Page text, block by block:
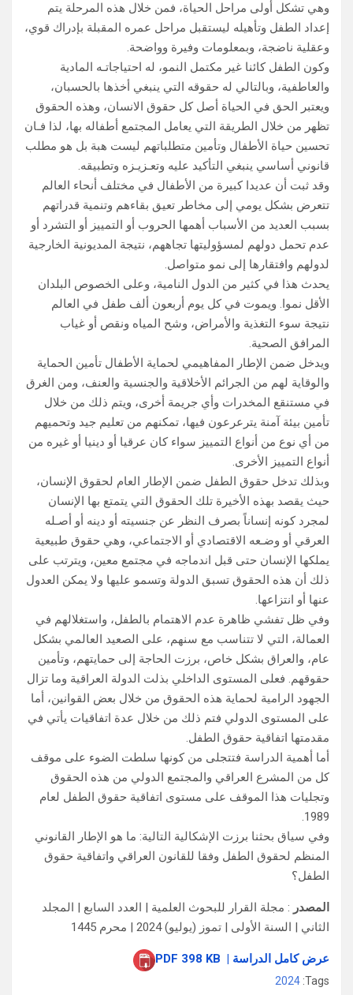
وهي تشكل أولى مراحل الحياة، فمن خلال هذه المرحلة يتم
إعداد الطفل وتأهيله ليستقبل مراحل عمره المقبلة بإدراك قوي،
وعقلية ناضجة، وبمعلومات وفيرة وواضحة.
وكون الطفل كائنا غير مكتمل النمو، له احتياجاتـه المادية
والعاطفية، وبالتالي له حقوقه التي ينبغي أخذها بالحسبان،
ويعتبر الحق في الحياة أصل كل حقوق الانسان، وهذه الحقوق
تظهر من خلال الطريقة التي يعامل المجتمع أطفاله بها، لذا فـان
تحسين حياة الأطفال وتأمين متطلباتهم ليست هبة بل هو مطلب
قانوني أساسي ينبغي التأكيد عليه وتعـزيـزه وتطبيقه.
وقد ثبت أن عديدا كبيرة من الأطفال في مختلف أنحاء العالم
تتعرض بشكل يومي إلى مخاطر تعيق بقاءهم وتنمية قدراتهم
بسبب العديد من الأسباب أهمها الحروب أو التمييز أو التشرد أو
عدم تحمل دولهم لمسؤوليتها تجاههم، نتيجة المديونية الخارجية
لدولهم وافتقارها إلى نمو متواصل.
يحدث هذا في كثير من الدول النامية، وعلى الخصوص البلدان
الأقل نموا. ويموت في كل يوم أربعون ألف طفل في العالم
نتيجة سوء التغذية والأمراض، وشح المياه ونقص أو غياب
المرافق الصحية.
ويدخل ضمن الإطار المفاهيمي لحماية الأطفال تأمين الحماية
والوقاية لهم من الجرائم الأخلاقية والجنسية والعنف، ومن الغرق
في مستنقع المخدرات وأي جريمة أخرى، ويتم ذلك من خلال
تأمين بيئة آمنة يترعرعون فيها، تمكنهم من تعليم جيد وتحميهم
من أي نوع من أنواع التمييز سواء كان عرقيا أو دينيا أو غيره من
أنواع التمييز الأخرى.
وبذلك تدخل حقوق الطفل ضمن الإطار العام لحقوق الإنسان،
حيث يقصد بهذه الأخيرة تلك الحقوق التي يتمتع بها الإنسان
لمجرد كونه إنساناً بصرف النظر عن جنسيته أو دينه أو أصـله
العرقي أو وضـعه الاقتصادي أو الاجتماعي، وهي حقوق طبيعية
يملكها الإنسان حتى قبل اندماجه في مجتمع معين، ويترتب على
ذلك أن هذه الحقوق تسبق الدولة وتسمو عليها ولا يمكن العدول
عنها أو انتزاعها.
وفي ظل تفشي ظاهرة عدم الاهتمام بالطفل، واستغلالهم في
العمالة، التي لا تتناسب مع سنهم، على الصعيد العالمي بشكل
عام، والعراق بشكل خاص، برزت الحاجة إلى حمايتهم، وتأمين
حقوقهم. فعلى المستوى الداخلي بذلت الدولة العراقية وما تزال
الجهود الرامية لحماية هذه الحقوق من خلال بعض القوانين، أما
على المستوى الدولي فتم ذلك من خلال عدة اتفاقيات يأتي في
مقدمتها اتفاقية حقوق الطفل.
أما أهمية الدراسة فتتجلى من كونها سلطت الضوء على موقف
كل من المشرع العراقي والمجتمع الدولي من هذه الحقوق
وتجليات هذا الموقف على مستوى اتفاقية حقوق الطفل لعام
1989.
وفي سياق بحثنا برزت الإشكالية التالية: ما هو الإطار القانوني
المنظم لحقوق الطفل وفقا للقانون العراقي واتفاقية حقوق
الطفل؟
المصدر : مجلة القرار للبحوث العلمية | العدد السابع | المجلد
الثاني | السنة الأولى | تموز (يوليو) 2024 | محرم 1445
عرض كامل الدراسة | PDF 398 KB
Tags:
2024